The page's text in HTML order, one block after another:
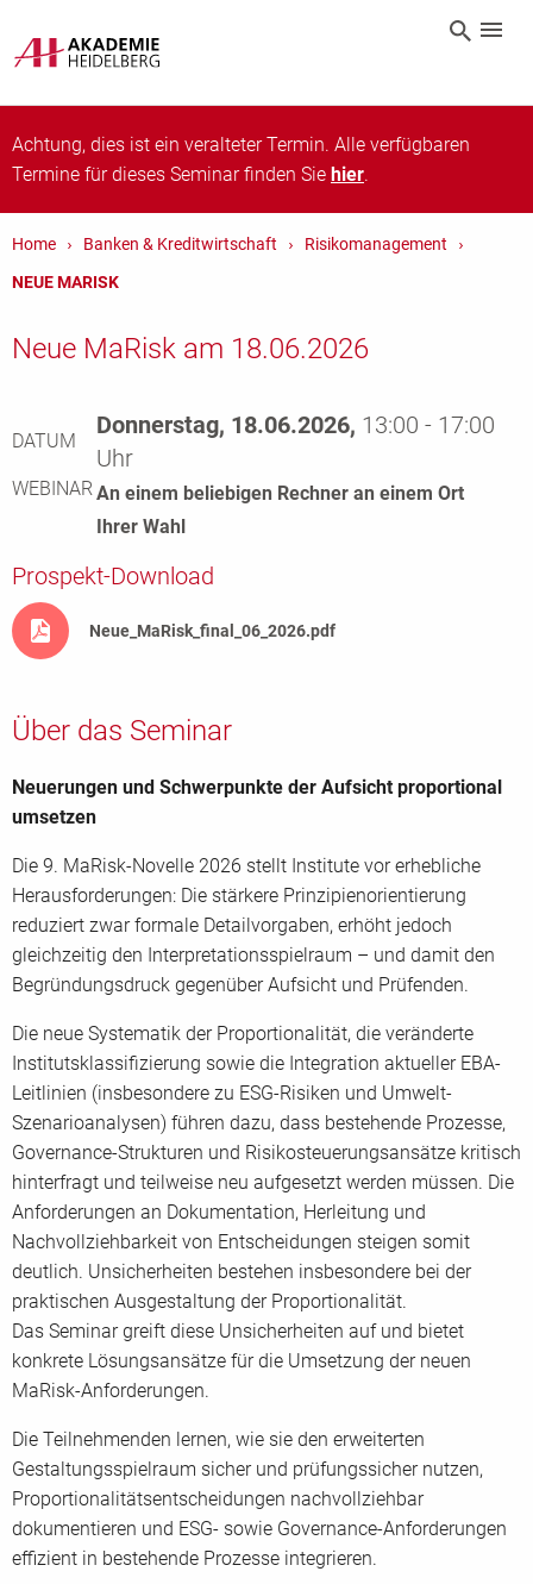
Achtung, dies ist ein veralteter Termin. Alle verfügbaren
Termine für dieses Seminar finden Sie hier.
Home Banken & Kreditwirtschaft
Risikomanagement
NEUE MARISK
Neue MaRisk am 18.06.2026
DATUM
Donnerstag, 18.06.2026, 13:00 - 17:00
Uhr
WEBINARAn einem beliebigen Rechner an einem Ort
Ihrer Wahl
Prospekt-Download
Neue_MaRisk_final_06_2026.pdf
Über das Seminar
Neuerungen und Schwerpunkte der Aufsicht proportional
umsetzen
Die 9. MaRisk-Novelle 2026 stellt Institute vor erhebliche
Herausforderungen: Die stärkere Prinzipienorientierung
reduziert zwar formale Detailvorgaben, erhöht jedoch
gleichzeitig den Interpretationsspielraum – und damit den
Begründungsdruck gegenüber Aufsicht und Prüfenden.
Die neue Systematik der Proportionalität, die veränderte
Institutsklassifizierung sowie die Integration aktueller EBA-
Leitlinien (insbesondere zu ESG-Risiken und Umwelt-
Szenarioanalysen) führen dazu, dass bestehende Prozesse,
Governance-Strukturen und Risikosteuerungsansätze kritisch
hinterfragt und teilweise neu aufgesetzt werden müssen. Die
Anforderungen an Dokumentation, Herleitung und
Nachvollziehbarkeit von Entscheidungen steigen somit
deutlich. Unsicherheiten bestehen insbesondere bei der
praktischen Ausgestaltung der Proportionalität.
Das Seminar greift diese Unsicherheiten auf und bietet
konkrete Lösungsansätze für die Umsetzung der neuen
MaRisk-Anforderungen.
Die Teilnehmenden lernen, wie sie den erweiterten
Gestaltungsspielraum sicher und prüfungssicher nutzen,
Proportionalitätsentscheidungen nachvollziehbar
dokumentieren und ESG- sowie Governance-Anforderungen
effizient in bestehende Prozesse integrieren.